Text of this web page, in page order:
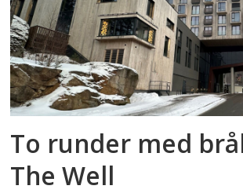
To runder med
The Well